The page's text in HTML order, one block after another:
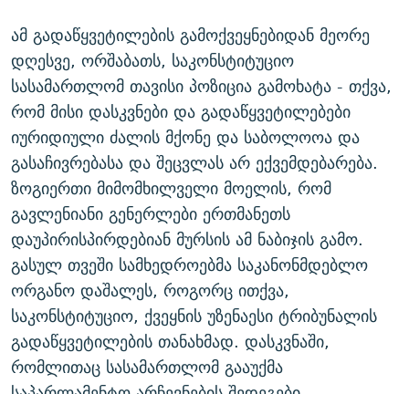
ამ გადაწყვეტილების გამოქვეყნებიდან მეორე
დღესვე, ორშაბათს, საკონსტიტუციო
სასამართლომ თავისი პოზიცია გამოხატა - თქვა,
რომ მისი დასკვნები და გადაწყვეტილებები
იურიდიული ძალის მქონე და საბოლოოა და
გასაჩივრებასა და შეცვლას არ ექვემდებარება.
ზოგიერთი მიმომხილველი მოელის, რომ
გავლენიანი გენერლები ერთმანეთს
დაუპირისპირდებიან მურსის ამ ნაბიჯის გამო.
გასულ თვეში სამხედროებმა საკანონმდებლო
ორგანო დაშალეს, როგორც ითქვა,
საკონსტიტუციო, ქვეყნის უზენაესი ტრიბუნალის
გადაწყვეტილების თანახმად. დასკვნაში,
რომლითაც სასამართლომ გააუქმა